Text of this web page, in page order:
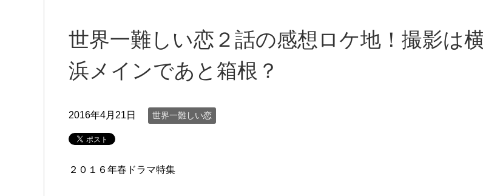
世界一難しい恋２話の感想ロケ地！撮影は
浜メインであと箱根？
2016年4月21日 世界一難しい恋
２０１６年春ドラマ特集